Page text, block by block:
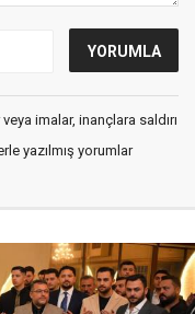
imalar, inançlara saldırı
yazılmış yorumlar